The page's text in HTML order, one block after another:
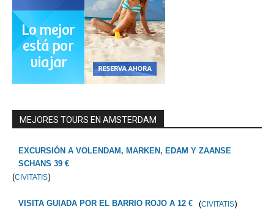
MEJORES TOURS EN AMSTERDAM
EXCURSIÓN A VOLENDAM, MARKEN, EDAM Y ZAANSE
SCHANS 39 €
(CIVITATIS)
VISITA GUIADA POR EL BARRIO ROJO A 12 € (CIVITATIS)